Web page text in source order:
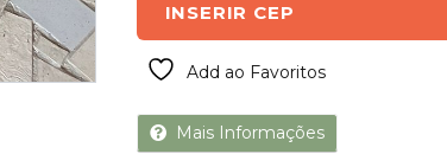
INSERIR CEP
Add ao Favoritos
Mais Informações